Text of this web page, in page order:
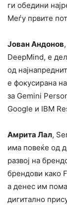
ги обедини
Меѓу првите
Јован Андонов
DeepMind, е
од
е фокусирана
за Gemini
Google и IBM
Амрита Лал,
има повеќе од
развој на
брендови како
а денес им
дигитално